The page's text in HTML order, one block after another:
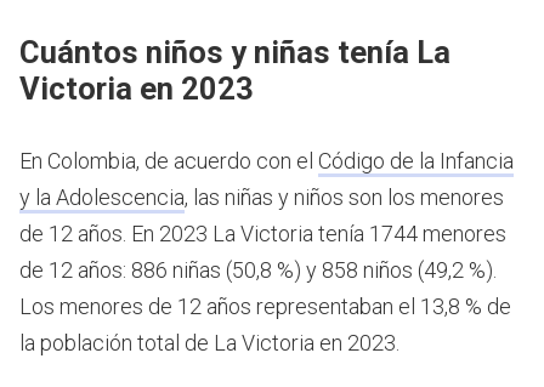
Cuántos niños y niñas tenía La
Victoria en 2023
En Colombia, de acuerdo con el Código de la Infancia
y la Adolescencia, las niñas y niños son los menores
de 12 años. En 2023 La Victoria tenía 1744 menores
de 12 años: 886 niñas (50,8 %) y 858 niños (49,2 %).
Los menores de 12 años representaban el 13,8 % de
la población total de La Victoria en 2023.